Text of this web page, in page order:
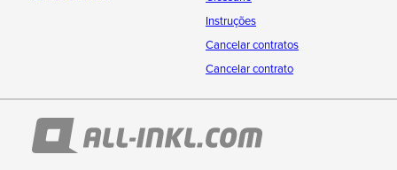
Instruções
Cancelar contratos
Cancelar contrato